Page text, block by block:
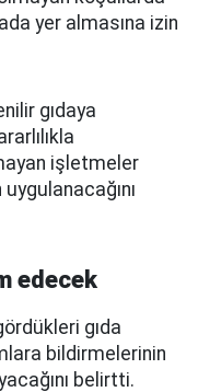
yer almasına izin
gıdaya
işletmeler
edecek
gıda
bildirmelerinin
belirtti.